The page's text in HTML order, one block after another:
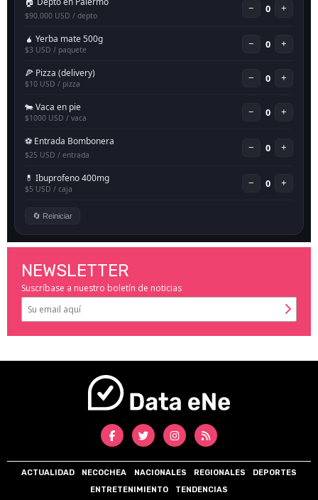
NEWSLETTER
Suscríbase a nuestro boletín de noticias
ACTUALIDAD NECOCHEA NACIONALES REGIONALES
DEPORTES
ENTRETENIMIENTO
TENDENCIAS